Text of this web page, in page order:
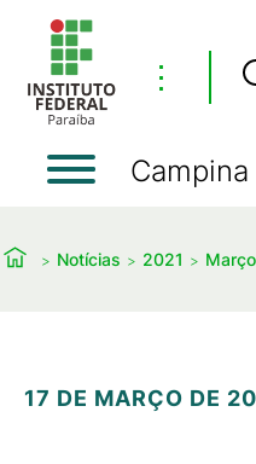
⋮
Notícias 2021
17 DE MARÇO DE